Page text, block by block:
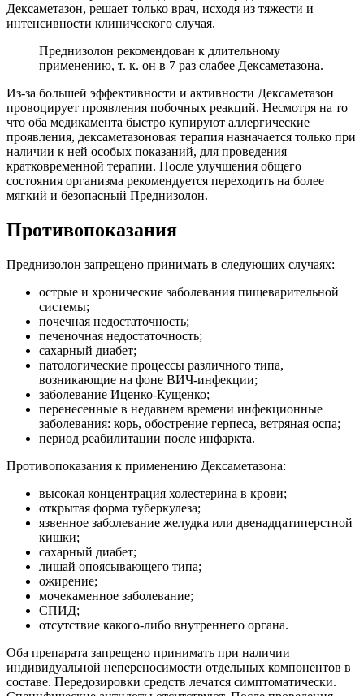
Дексаметазон, решает только врач, исходя из тяжести и
интенсивности клинического случая.
Преднизолон рекомендован к длительному
применению, т. к. он в 7 раз слабее Дексаметазона.
Из-за большей эффективности и активности Дексаметазон
провоцирует проявления побочных реакций. Несмотря на то
что оба медикамента быстро купируют аллергические
проявления, дексаметазоновая терапия назначается только при
наличии к ней особых показаний, для проведения
кратковременной терапии. После улучшения общего
состояния организма рекомендуется переходить на более
мягкий и безопасный Преднизолон.
Противопоказания
Преднизолон запрещено принимать в следующих случаях:
острые и хронические заболевания пищеварительной
системы;
почечная недостаточность;
печеночная недостаточность;
сахарный диабет;
патологические процессы различного типа,
возникающие на фоне ВИЧ-инфекции;
заболевание Иценко-Кущенко;
перенесенные в недавнем времени инфекционные
заболевания: корь, обострение герпеса, ветряная оспа;
период реабилитации после инфаркта.
Противопоказания к применению Дексаметазона:
высокая концентрация холестерина в крови;
открытая форма туберкулеза;
язвенное заболевание желудка или двенадцатиперстной
кишки;
сахарный диабет;
лишай опоясывающего типа;
ожирение;
мочекаменное заболевание;
СПИД;
отсутствие какого-либо внутреннего органа.
Оба препарата запрещено принимать при наличии
индивидуальной непереносимости отдельных компонентов в
составе. Передозировки средств лечатся симптоматически.